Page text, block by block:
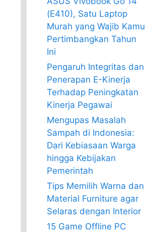
(E410), Satu Laptop
Murah yang Wajib Kamu
Pertimbangkan Tahun
Ini
Pengaruh Integritas dan
Penerapan E-Kinerja
Terhadap Peningkatan
Kinerja Pegawai
Mengupas Masalah
Sampah di Indonesia:
Dari Kebiasaan Warga
hingga Kebijakan
Pemerintah
Tips Memilih Warna dan
Material Furniture agar
Selaras dengan Interior
15 Game Offline PC